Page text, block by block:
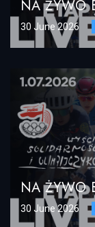
30 June 2026
30 June 2026